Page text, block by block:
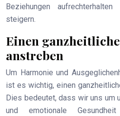
Beziehungen
steigern.
Einen
anstreben
Um Harmonie und
ist es wichtig, einen
Dies bedeutet, dass wir uns um
und emotionale